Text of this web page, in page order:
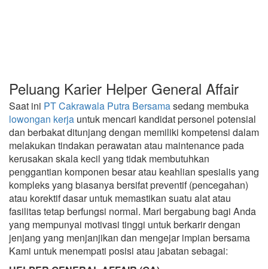
Peluang Karier Helper General Affair
Saat ini PT Cakrawala Putra Bersamasedang membuka
lowongan kerja untuk mencari kandidat personel potensial
dan berbakat ditunjang dengan memiliki kompetensi dalam
melakukan tindakan perawatan atau maintenance pada
kerusakan skala kecil yang tidak membutuhkan
penggantian komponen besar atau keahlian spesialis yang
kompleks yang biasanya bersifat preventif (pencegahan)
atau korektif dasar untuk memastikan suatu alat atau
fasilitas tetap berfungsi normal. Mari bergabung bagi Anda
yang mempunyai motivasi tinggi untuk berkarir dengan
jenjang yang menjanjikan dan mengejar impian bersama
Kami untuk menempati posisi atau jabatan sebagai: